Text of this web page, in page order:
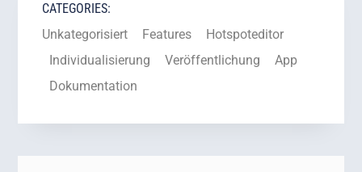
CATEGORIES:
Unkategorisiert
Features
Hotspoteditor
Individualisierung
Veröffentlichung
App
Dokumentation